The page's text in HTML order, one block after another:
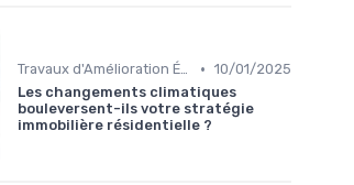
Travaux d'Amélioration Énergétique • 10/01/2025
Les changements climatiques
bouleversent-ils votre stratégie
immobilière résidentielle ?